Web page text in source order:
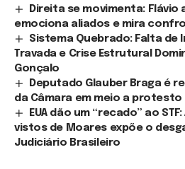
Direita se movimenta: Flávio
emociona aliados e mira
Sistema Quebrado: Falta de
Travada e Crise Estrutural
Gonçalo
Deputado Glauber Braga é
da Câmara em meio a protesto
EUA dão um “recado” ao
vistos de Moares expõe o
Judiciário Brasileiro